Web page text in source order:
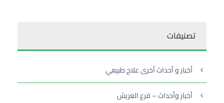
تصنيفات
أخبار و أحداث أخرى علاج طبيعي
أخبار وأحداث – فرع العريش